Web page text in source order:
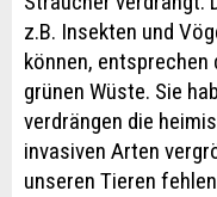
z.B. Insekten und
können,
grünen Wüste. Sie
verdrängen die
invasiven Arten
unseren Tieren